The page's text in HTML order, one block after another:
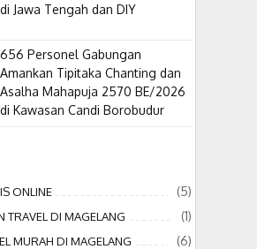
di Jawa Tengah dan DIY
656 Personel Gabungan
Amankan Tipitaka Chanting dan
Asalha Mahapuja 2570 BE/2026
di Kawasan Candi Borobudur
ONLINE (5)
TRAVEL DI MAGELANG (1)
MURAH DI MAGELANG (6)